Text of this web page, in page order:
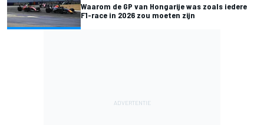
Waarom de GP van Hongarije was zoals iedere
F1-race in 2026 zou moeten zijn